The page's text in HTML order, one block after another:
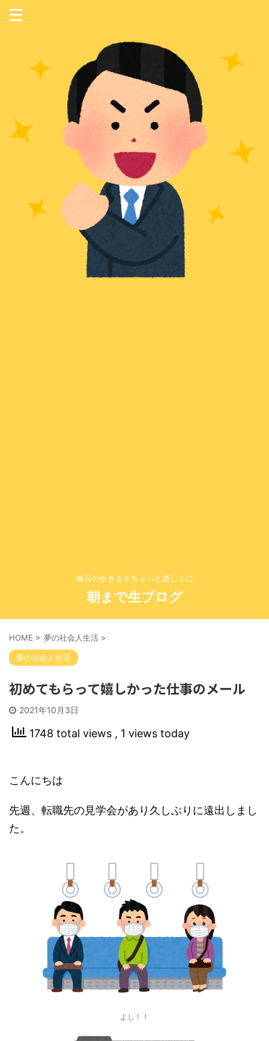
毎日の生きるをちょっと楽しくに
朝まで生ブログ
HOME > 夢の社会人生活 >
夢の社会人生活
初めてもらって嬉しかった仕事のメール
2021年10月3日
1748 total views , 1 views today
こんにちは
先週、転職先の見学会があり久しぶりに遠出しまし
た。
よし！！